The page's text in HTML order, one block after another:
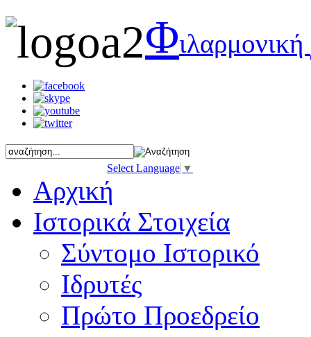
Φιλαρμονική
Select Language ▼
Αρχική
Ιστορικά Στοιχεία
Σύντομο Ιστορικό
Ιδρυτές
Πρώτο Προεδρείο